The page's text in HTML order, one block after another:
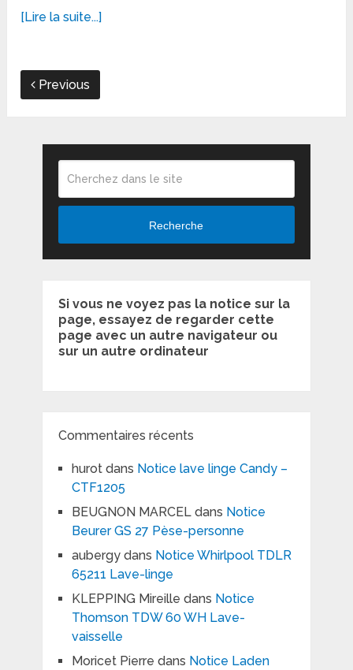
[Lire la suite...]
Previous
Recherche
Si vous ne voyez pas la notice sur la
page, essayez de regarder cette
page avec un autre navigateur ou
sur un autre ordinateur
Commentaires récents
hurotdans Notice lave linge Candy –
CTF1205
BEUGNON MARCELdans Notice
Beurer GS 27 Pèse-personne
aubergydans Notice Whirlpool TDLR
65211 Lave-linge
KLEPPING Mireille dans Notice
Thomson TDW 60 WH Lave-
vaisselle
Moricet Pierre dans Notice Laden